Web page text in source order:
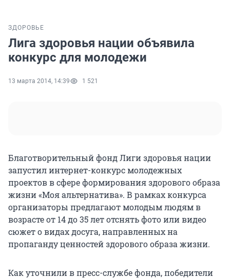
ЗДОРОВЬЕ
Лига здоровья нации объявила
конкурс для молодежи
13 марта 2014, 14:39 1 521
Благотворительный фонд Лиги здоровья нации
запустил интернет-конкурс молодежных
проектов в сфере формирования здорового образа
жизни «Моя альтернатива». В рамках конкурса
организаторы предлагают молодым людям в
возрасте от 14 до 35 лет отснять фото или видео
сюжет о видах досуга, направленных на
пропаганду ценностей здорового образа жизни.
Как уточнили в пресс-службе фонда, победители